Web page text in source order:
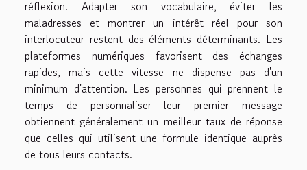
réflexion. Adapter son vocabulaire, éviter les
maladresses et montrer un intérêt réel pour son
interlocuteur restent des éléments déterminants. Les
plateformes numériques favorisent des échanges
rapides, mais cette vitesse ne dispense pas d'un
minimum d'attention. Les personnes qui prennent le
temps de personnaliser leur premier message
obtiennent généralement un meilleur taux de réponse
que celles qui utilisent une formule identique auprès
de tous leurs contacts.